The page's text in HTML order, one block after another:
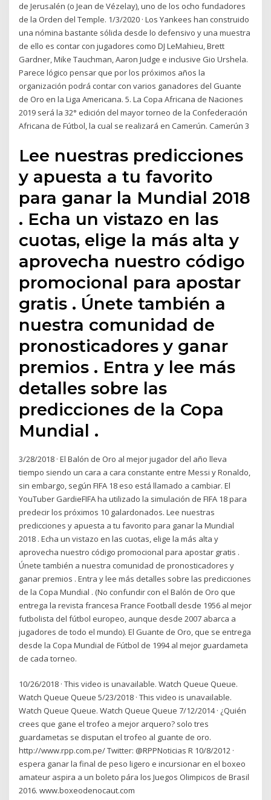
de Jerusalén (o Jean de Vézelay), uno de los ocho fundadores
de la Orden del Temple. 1/3/2020 · Los Yankees han construido
una nómina bastante sólida desde lo defensivo y una muestra
de ello es contar con jugadores como DJ LeMahieu, Brett
Gardner, Mike Tauchman, Aaron Judge e inclusive Gio Urshela.
Parece lógico pensar que por los próximos años la
organización podrá contar con varios ganadores del Guante
de Oro en la Liga Americana. 5. La Copa Africana de Naciones
2019 será la 32° edición del mayor torneo de la Confederación
Africana de Fútbol, la cual se realizará en Camerún. Camerún 3
Lee nuestras predicciones
y apuesta a tu favorito
para ganar la Mundial 2018
. Echa un vistazo en las
cuotas, elige la más alta y
aprovecha nuestro código
promocional para apostar
gratis . Únete también a
nuestra comunidad de
pronosticadores y ganar
premios . Entra y lee más
detalles sobre las
predicciones de la Copa
Mundial .
3/28/2018 · El Balón de Oro al mejor jugador del año lleva
tiempo siendo un cara a cara constante entre Messi y Ronaldo,
sin embargo, según FIFA 18 eso está llamado a cambiar. El
YouTuber GardieFIFA ha utilizado la simulación de FIFA 18 para
predecir los próximos 10 galardonados. Lee nuestras
predicciones y apuesta a tu favorito para ganar la Mundial
2018 . Echa un vistazo en las cuotas, elige la más alta y
aprovecha nuestro código promocional para apostar gratis .
Únete también a nuestra comunidad de pronosticadores y
ganar premios . Entra y lee más detalles sobre las predicciones
de la Copa Mundial . (No confundir con el Balón de Oro que
entrega la revista francesa France Football desde 1956 al mejor
futbolista del fútbol europeo, aunque desde 2007 abarca a
jugadores de todo el mundo). El Guante de Oro, que se entrega
desde la Copa Mundial de Fútbol de 1994 al mejor guardameta
de cada torneo.
10/26/2018 · This video is unavailable. Watch Queue Queue.
Watch Queue Queue 5/23/2018 · This video is unavailable.
Watch Queue Queue. Watch Queue Queue 7/12/2014 · ¿Quién
crees que gane el trofeo a mejor arquero? solo tres
guardametas se disputan el trofeo al guante de oro.
http://www.rpp.com.pe/ Twitter: @RPPNoticias R 10/8/2012 ·
espera ganar la final de peso ligero e incursionar en el boxeo
amateur aspira a un boleto pára los Juegos Olimpicos de Brasil
2016. www.boxeodenocaut.com